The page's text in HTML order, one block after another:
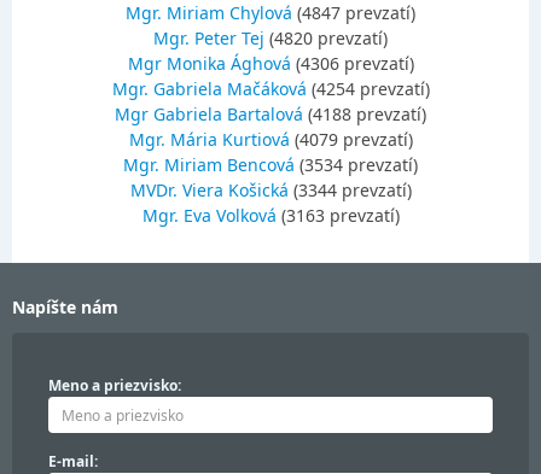
Mgr. Miriam Chylová (4847 prevzatí)
Mgr. Peter Tej (4820 prevzatí)
Mgr Monika Ághová (4306 prevzatí)
Mgr. Gabriela Mačáková (4254 prevzatí)
Mgr Gabriela Bartalová (4188 prevzatí)
Mgr. Mária Kurtiová (4079 prevzatí)
Mgr. Miriam Bencová (3534 prevzatí)
MVDr. Viera Košická (3344 prevzatí)
Mgr. Eva Volková (3163 prevzatí)
Napíšte nám
Meno a priezvisko:
E-mail: